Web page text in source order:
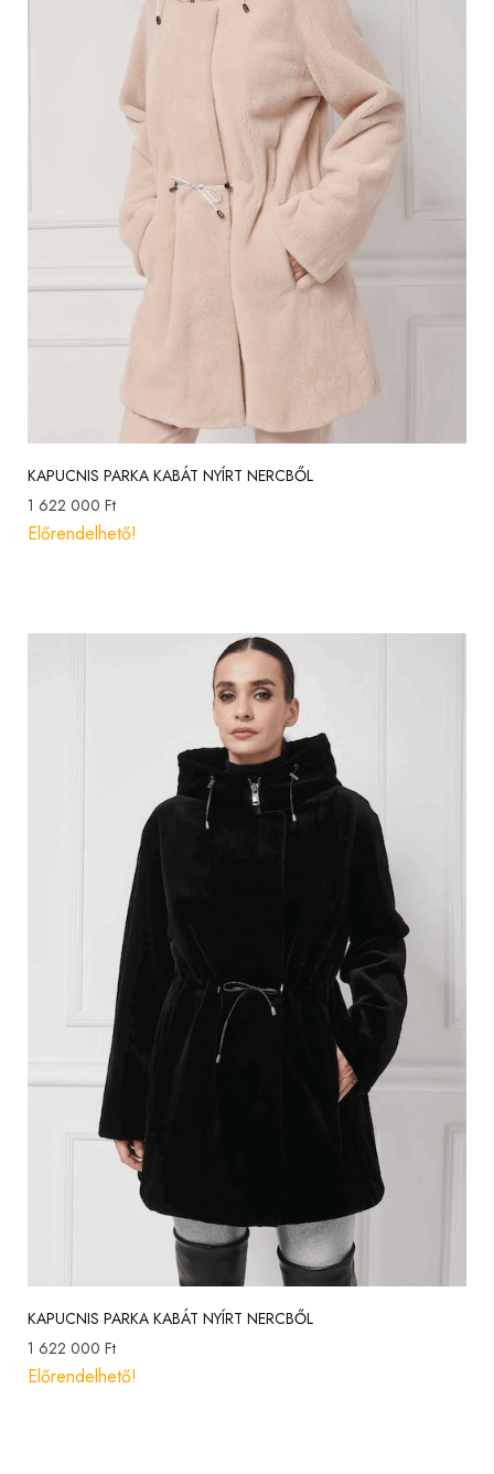
KAPUCNIS PARKA KABÁT NYÍRT NERCBŐL
1 622 000 Ft
Előrendelhető!
KAPUCNIS PARKA KABÁT NYÍRT NERCBŐL
1 622 000 Ft
Előrendelhető!